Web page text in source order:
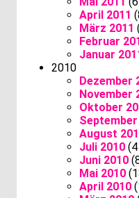
April 2011
März 2011
Februar
Januar
2010
Dezember
November
Oktober
August
Juli 2010
Juni 2010
Mai 2010
April 2010